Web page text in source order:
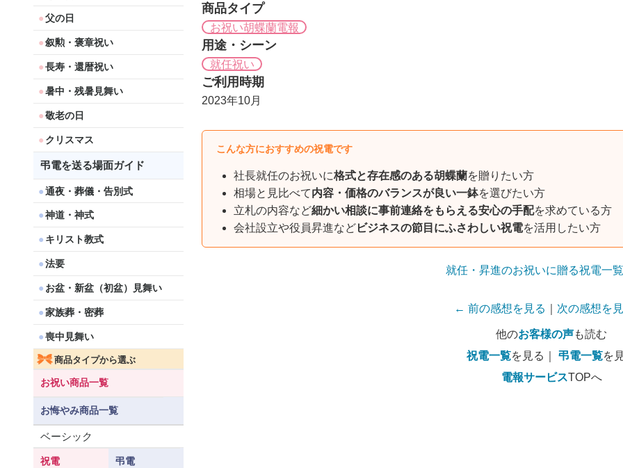
父の日
叙勲・褒章祝い
長寿・還暦祝い
暑中・残暑見舞い
敬老の日
クリスマス
弔電を送る場面ガイド
通夜・葬儀・告別式
神道・神式
キリスト教式
法要
お盆・新盆（初盆）見舞い
家族葬・密葬
喪中見舞い
商品タイプから選ぶ
お祝い商品一覧
お悔やみ商品一覧
ベーシック
祝電 弔電
商品タイプ
お祝い胡蝶蘭電報
用途・シーン
就任祝い
ご利用時期
2023年10月
こんな方におすすめの祝電です
社長就任のお祝いに格式と存在感のある胡蝶蘭を贈りたい方
相場と見比べて内容・価格のバランスが良い一鉢を選びたい方
立札の内容など細かい相談に事前連絡をもらえる安心の手配を求めている方
会社設立や役員昇進などビジネスの節目にふさわしい祝電を活用したい方
就任・昇進のお祝いに贈る祝電一
← 前の感想を見る 次の感想を
他のお客様の声も読む
祝電一覧を見る｜ 弔電一覧を
電報サービスTOPへ